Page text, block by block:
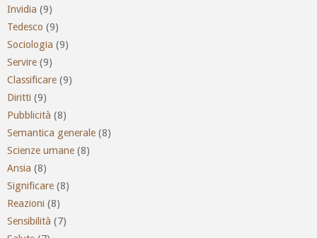
Invidia (9)
Tedesco (9)
Sociologia (9)
Servire (9)
Classificare (9)
Diritti (9)
Pubblicità (8)
Semantica generale (8)
Scienze umane (8)
Ansia (8)
Significare (8)
Reazioni (8)
Sensibilità (7)